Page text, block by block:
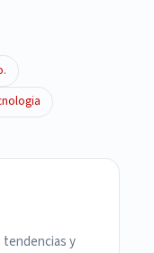
tendencias y